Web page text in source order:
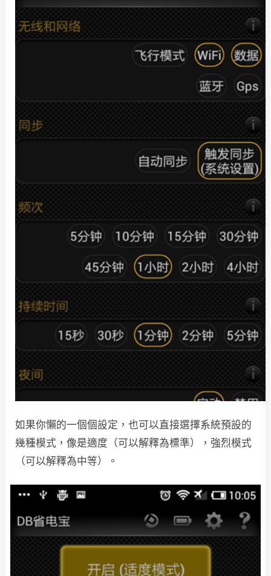
如果你懶的一個個設定，也可以直接選擇系統預設的
幾種模式，像是適度（可以解釋為標準），強烈模式
（可以解釋為中等）。